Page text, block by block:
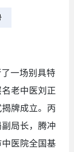
一场别具特
老中医刘正
牌成立。丙
局长，腾冲
医院全国基